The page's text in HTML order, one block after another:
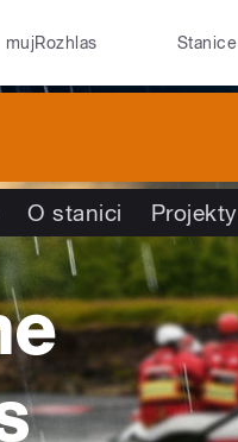
mujRozhlas Stanice
O stanici Projekty